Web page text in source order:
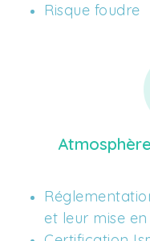
Risque foudre
et leur mise